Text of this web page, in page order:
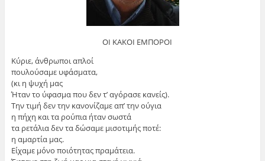
ΟΙ ΚΑΚΟΙ ΕΜΠΟΡΟΙ
Κύριε, άνθρωποι απλοί
πουλούσαμε υφάσματα,
(κι η ψυχή μας
Ήταν το ύφασμα που δεν τ’ αγόρασε κανείς).
Την τιμή δεν την κανονίζαμε απ’ την ούγια
η πήχη και τα ρούπια ήταν σωστά
τα ρετάλια δεν τα δώσαμε μισοτιμής ποτέ:
η αμαρτία μας.
Είχαμε μόνο ποιότητας πραμάτεια.